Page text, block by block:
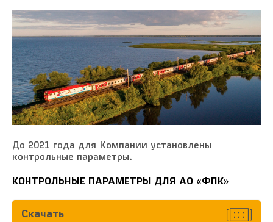
До 2021 года для Компании установлены
контрольные параметры.
КОНТРОЛЬНЫЕ ПАРАМЕТРЫ ДЛЯ АО «ФПК»
Скачать